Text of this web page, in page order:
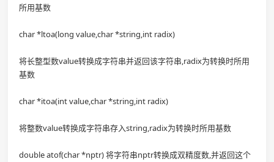
所用基数
char *ltoa(long value,char *string,int radix)
将长整型数value转换成字符串并返回该字符串,radix为转换时所用
基数
char *itoa(int value,char *string,int radix)
将整数value转换成字符串存入string,radix为转换时所用基数
double atof(char *nptr) 将字符串nptr转换成双精度数,并返回这个